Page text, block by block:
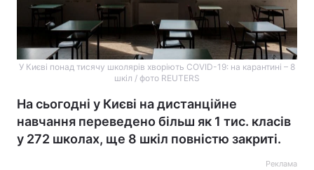
У Києві понад тисячу школярів хворіють COVID-19: на карантині – 8
шкіл / фото REUTERS
На сьогодні у Києві на дистанційне
навчання переведено більш як 1 тис. класів
у 272 школах, ще 8 шкіл повністю закриті.
Реклама